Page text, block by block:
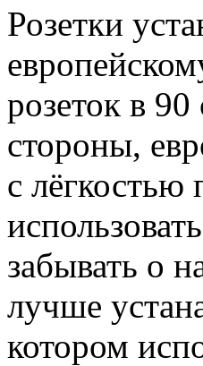
Розетки
розеток в
стороны,
с лёгкостью
забывать о
лучше
котором